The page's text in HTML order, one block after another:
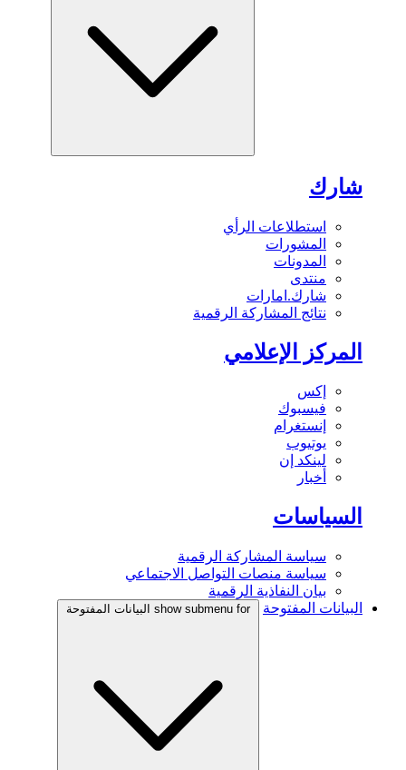
شارك
استطلاعات الرأي
المشورات
المدونات
منتدى
شارك.امارات
نتائج المشاركة الرقمية
المركز الإعلامي
إكس
فيسبوك
إنستغرام
يوتيوب
لينكد إن
أخبار
السياسات
سياسة المشاركة الرقمية
سياسة منصات التواصل الاجتماعي
بيان النفاذية الرقمية
البيانات المفتوحة
show submenu for البيانات المفتوحة